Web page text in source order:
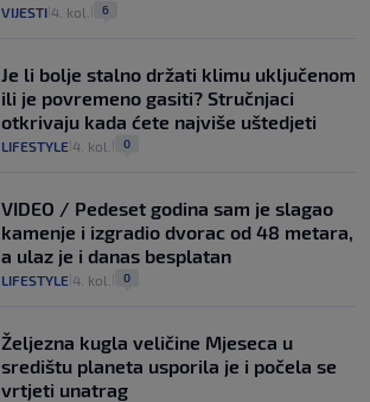
VIJESTI 4. kol. 6
Je li bolje stalno držati klimu uključenom
ili je povremeno gasiti? Stručnjaci
otkrivaju kada ćete najviše uštedjeti
LIFESTYLE 4. kol. 0
VIDEO / Pedeset godina sam je slagao
kamenje i izgradio dvorac od 48 metara,
a ulaz je i danas besplatan
LIFESTYLE 4. kol. 0
Željezna kugla veličine Mjeseca u
središtu planeta usporila je i počela se
vrtjeti unatrag